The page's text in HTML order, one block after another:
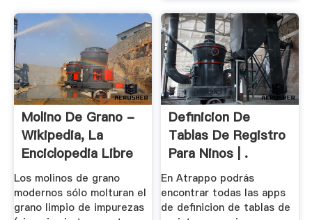
Molino De Grano -
Wikipedia, La
Enciclopedia Libre
Los molinos de grano
modernos sólo molturan el
grano limpio de impurezas
Definicion De
Tablas De Registro
Para Ninos | .
En Atrappo podrás
encontrar todas las apps
de definicion de tablas de